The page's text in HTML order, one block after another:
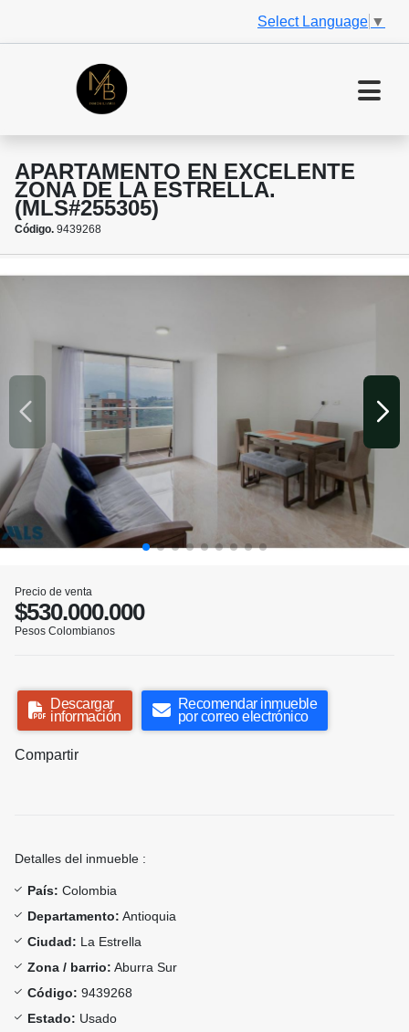
Select Language ▼
APARTAMENTO EN EXCELENTE
ZONA DE LA ESTRELLA.
(MLS#255305)
Código. 9439268
Precio de venta
$530.000.000
Pesos Colombianos
Descargar
información
Recomendar inmueble
por correo electrónico
Compartir
Detalles del inmueble :
País: Colombia
Departamento: Antioquia
Ciudad: La Estrella
Zona / barrio: Aburra Sur
Código: 9439268
Estado: Usado